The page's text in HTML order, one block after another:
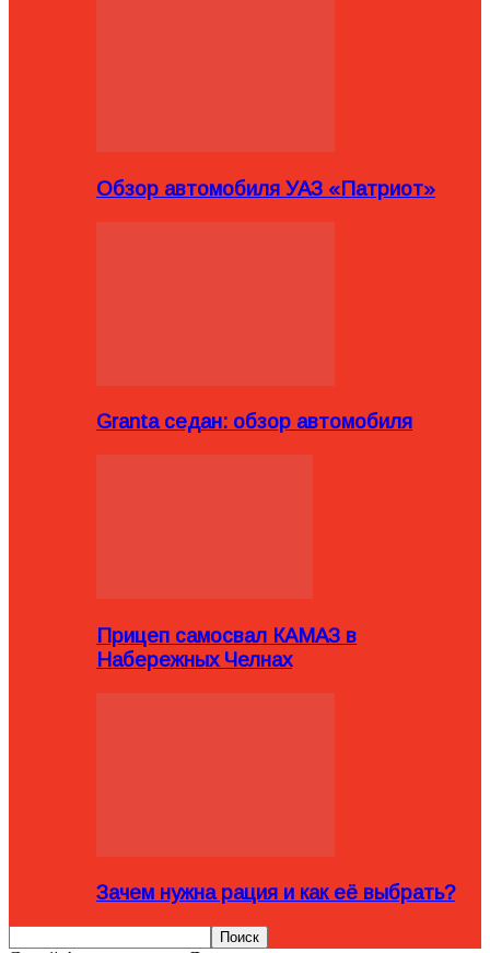
Обзор автомобиля УАЗ «Патриот»
Granta седан: обзор автомобиля
Прицеп самосвал КАМАЗ в
Набережных Челнах
Зачем нужна рация и как её выбрать?